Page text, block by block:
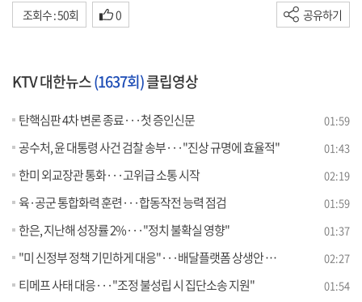
조회수 : 50회 0 공유하기
KTV 대한뉴스(1637회)클립영상
탄핵심판 4차 변론 종료···첫 증인신문 01:59
공수처, 윤 대통령 사건 검찰 송부···"진상 규명에 효율적" 01:43
한미 외교장관 통화···고위급 소통 시작 02:19
육·공군 통합화력 훈련···합동작전 능력 점검 01:59
한은, 지난해 성장률 2%···"정치 불확실 영향" 01:37
"미 신정부 정책 기민하게 대응"···배달플랫폼 상생안 발표 02:27
티메프 사태 대응···"조정 불성립 시 집단소송 지원" 01:54